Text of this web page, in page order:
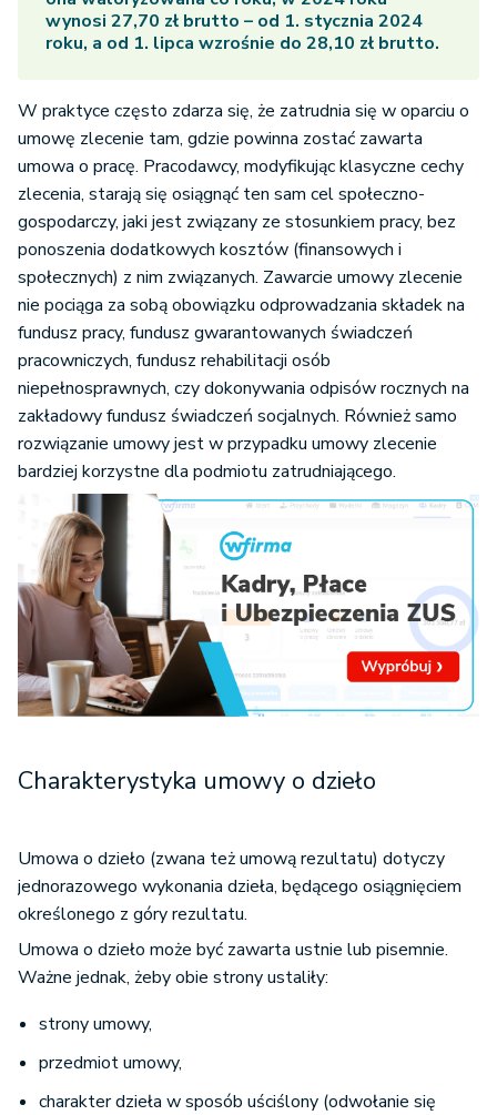
wynosi 27,70 zł brutto – od 1. stycznia 2024
roku, a od 1. lipca wzrośnie do 28,10 zł brutto.
W praktyce często zdarza się, że zatrudnia się w oparciu o
umowę zlecenie tam, gdzie powinna zostać zawarta
umowa o pracę. Pracodawcy, modyfikując klasyczne cechy
zlecenia, starają się osiągnąć ten sam cel społeczno-
gospodarczy, jaki jest związany ze stosunkiem pracy, bez
ponoszenia dodatkowych kosztów (finansowych i
społecznych) z nim związanych. Zawarcie umowy zlecenie
nie pociąga za sobą obowiązku odprowadzania składek na
fundusz pracy, fundusz gwarantowanych świadczeń
pracowniczych, fundusz rehabilitacji osób
niepełnosprawnych, czy dokonywania odpisów rocznych na
zakładowy fundusz świadczeń socjalnych. Również samo
rozwiązanie umowy jest w przypadku umowy zlecenie
bardziej korzystne dla podmiotu zatrudniającego.
Charakterystyka umowy o dzieło
Umowa o dzieło (zwana też umową rezultatu) dotyczy
jednorazowego wykonania dzieła, będącego osiągnięciem
określonego z góry rezultatu.
Umowa o dzieło może być zawarta ustnie lub pisemnie.
Ważne jednak, żeby obie strony ustaliły:
strony umowy,
przedmiot umowy,
charakter dzieła w sposób uściślony (odwołanie się